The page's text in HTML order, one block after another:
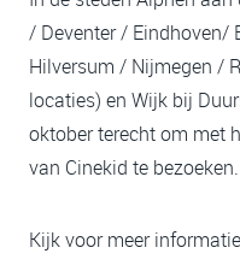
/ Deventer / Eindhoven/
Hilversum / Nijmegen /
locaties) en Wijk bij
oktober terecht om met
van Cinekid te bezoeken.
Kijk voor meer